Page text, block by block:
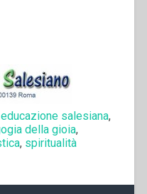
educazione salesiana,
della gioia,
, spiritualità